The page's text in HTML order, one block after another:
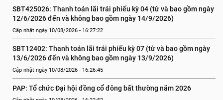
SBT425026: Thanh toán lãi trái phiếu kỳ 04 (từ và bao gồm ngày
12/6/2026 đến và không bao gồm ngày 14/9/2026)
Cập nhật ngày 10/08/2026 - 16:27:22
SBT12402: Thanh toán lãi trái phiếu kỳ 07 (từ và bao gồm ngày
13/6/2026 đến và không bao gồm ngày 13/9/2026)
Cập nhật ngày 10/08/2026 - 16:26:45
PAP: Tổ chức Đại hội đồng cổ đông bất thường năm 2026